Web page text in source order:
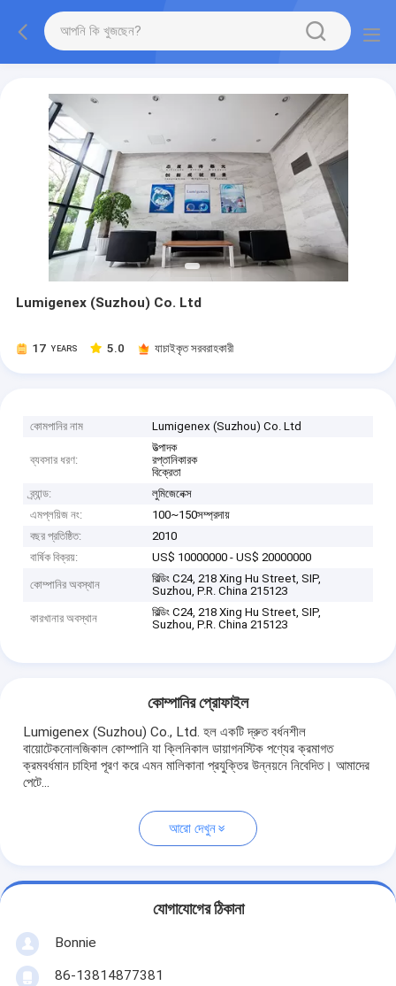
Lumigenex (Suzhou) Co. Ltd
17 YEARS 5.0 যাচাইকৃত সরবরাহকারী
কোমপানির নাম Lumigenex (Suzhou) Co. Ltd
ব্যবসার ধরণ:
উত্পাদক
রপ্তানিকারক
বিক্রেতা
ব্র্যান্ড:
লুমিজেনেক্স
এমপ্লয়িজ নং:
100~150সম্প্রদায়
বছর প্রতিষ্ঠিত:
2010
বার্ষিক বিক্রয়:
US$ 10000000 - US$ 20000000
কোম্পানির অবস্থান
বিল্ডিং C24, 218 Xing Hu Street, SIP,
Suzhou, P.R. China 215123
কারখানার অবস্থান
বিল্ডিং C24, 218 Xing Hu Street, SIP,
Suzhou, P.R. China 215123
কোম্পানির প্রোফাইল
Lumigenex (Suzhou) Co., Ltd. হল একটি দ্রুত বর্ধনশীল
বায়োটেকনোলজিকাল কোম্পানি যা ক্লিনিকাল ডায়াগনস্টিক পণ্যের ক্রমাগত
ক্রমবর্ধমান চাহিদা পূরণ করে এমন মালিকানা প্রযুক্তির উন্নয়নে নিবেদিত। আমাদের
পেটে...
আরো দেখুন
যোগাযোগের ঠিকানা
Bonnie
86-13814877381